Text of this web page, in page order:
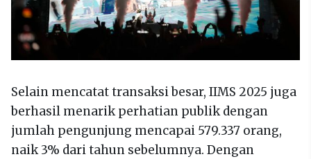
Selain mencatat transaksi besar, IIMS 2025 juga
berhasil menarik perhatian publik dengan
jumlah pengunjung mencapai 579.337 orang,
naik 3% dari tahun sebelumnya. Dengan